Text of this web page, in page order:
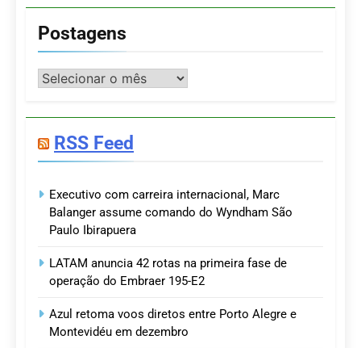
Postagens
Postagens
RSS Feed
Executivo com carreira internacional, Marc
Balanger assume comando do Wyndham São
Paulo Ibirapuera
LATAM anuncia 42 rotas na primeira fase de
operação do Embraer 195-E2
Azul retoma voos diretos entre Porto Alegre e
Montevidéu em dezembro